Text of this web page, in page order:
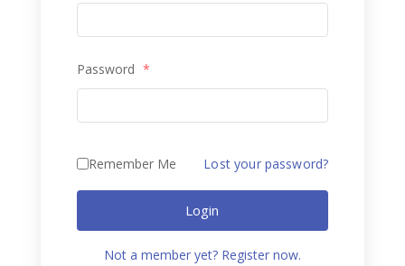
Password *
Remember Me Lost your password?
Login
Not a member yet? Register now.